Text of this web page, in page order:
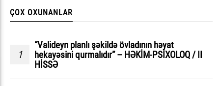
ÇOX OXUNANLAR
1
“Valideyn planlı şəkildə övladının həyat
hekayəsini qurmalıdır” – HƏKİM-PSİXOLOQ / II
HİSSƏ